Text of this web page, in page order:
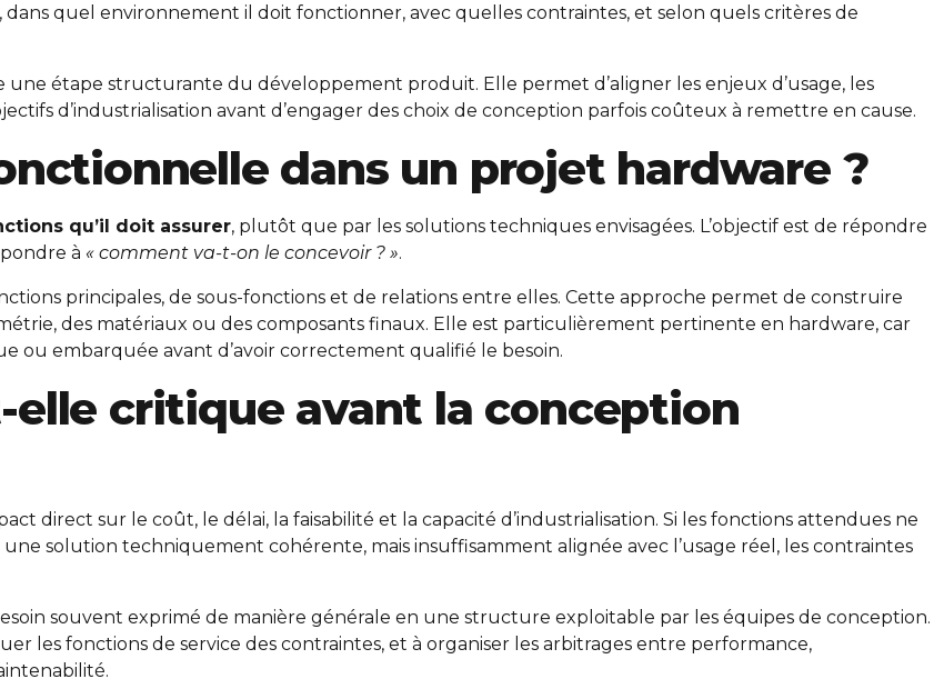
quel environnement il doit fonctionner, avec quelles contraintes, et selon quels critères de
une étape structurante du développement produit. Elle permet d’aligner les enjeux d’usage, les
d’industrialisation avant d’engager des choix de conception parfois coûteux à remettre en cause.
dans un projet hardware ?
qu’il doit assurer, plutôt que par les solutions techniques envisagées. L’objectif est de répondre
à « comment va-t-on le concevoir ? ».
principales, de sous-fonctions et de relations entre elles. Cette approche permet de construire
des matériaux ou des composants finaux. Elle est particulièrement pertinente en hardware, car
embarquée avant d’avoir correctement qualifié le besoin.
critique avant la conception
direct sur le coût, le délai, la faisabilité et la capacité d’industrialisation. Si les fonctions attendues ne
solution techniquement cohérente, mais insuffisamment alignée avec l’usage réel, les contraintes
souvent exprimé de manière générale en une structure exploitable par les équipes de conception.
les fonctions de service des contraintes, et à organiser les arbitrages entre performance,